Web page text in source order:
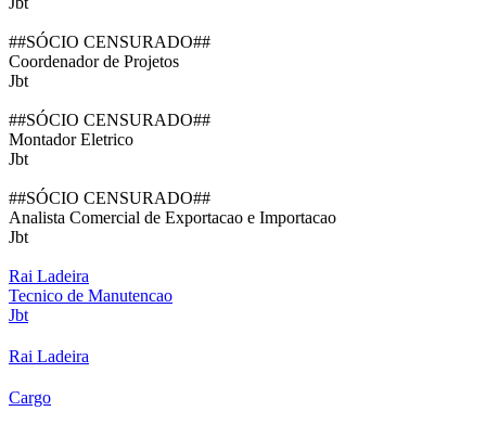
##SÓCIO CENSURADO##
Coordenador de Projetos
Jbt
##SÓCIO CENSURADO##
Montador Eletrico
Jbt
##SÓCIO CENSURADO##
Analista Comercial de Exportacao e Importacao
Jbt
Rai Ladeira
Tecnico de Manutencao
Jbt
Rai Ladeira
Cargo